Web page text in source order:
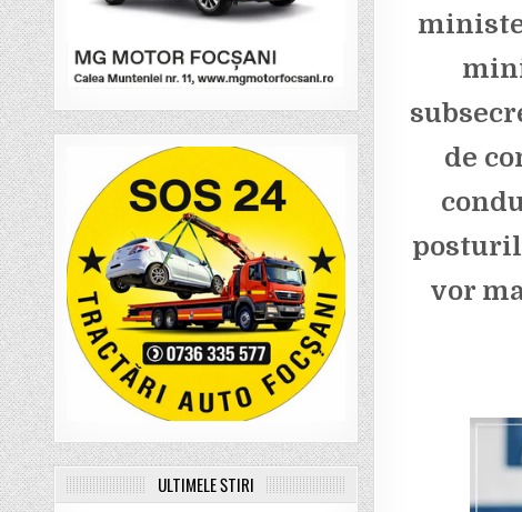
de
vor
ULTIMELE ȘTIRI